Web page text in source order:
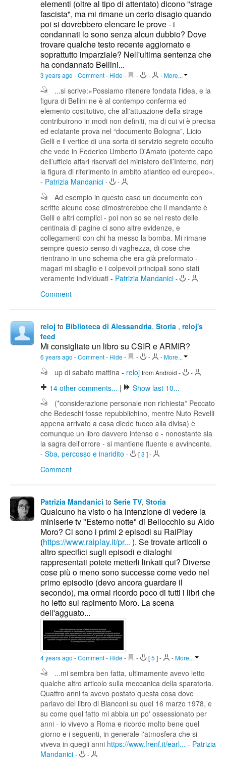
elementi (oltre al tipo di attentato) dicono "strage
fascista", ma mi rimane un certo disagio quando
poi si dovrebbero elencare le prove - i
condannati lo sono senza alcun dubbio? Dove
trovare qualche testo recente aggiornato e
soprattutto imparziale? Nell'ultima sentenza che
ha condannato Bellini...
3 years ago -Comment- Hide - - - -More...
...si scrive:«Possiamo ritenere fondata l'idea, e la
figura di Bellini ne è al contempo conferma ed
elemento costitutivo, che all'attuazione della strage
contribuirono in modi non definiti, ma di cui vi è precisa
ed eclatante prova nel “documento Bologna”, Licio
Gelli e il vertice di una sorta di servizio segreto occulto
che vede in Federico Umberto D'Amato (potente capo
dell’ufficio affari riservati del ministero dell’Interno, ndr)
la figura di riferimento in ambito atlantico ed europeo».
- Patrizia Mandanici - -
Ad esempio in questo caso un documento con
scritte alcune cose dimostrerebbe che il mandante è
Gelli e altri complici - poi non so se nel resto delle
centinaia di pagine ci sono altre evidenze, e
collegamenti con chi ha messo la bomba. Mi rimane
sempre questo senso di vaghezza, di cose che
rientrano in uno schema che era già preformato -
magari mi sbaglio e i colpevoli principali sono stati
veramente individuati - Patrizia Mandanici - -
Comment
reloj to Biblioteca di Alessandria, Storia , reloj's
feed
Mi consigliate un libro su CSIR e ARMIR?
6 years ago -Comment- Hide - - - -More...
up di sabato mattina - reloj from Android - -
14 other comments... |
Show last 10...
(*considerazione personale non richiesta* Peccato
che Bedeschi fosse repubblichino, mentre Nuto Revelli
appena arrivato a casa diede fuoco alla divisa) è
comunque un libro davvero intenso e - nonostante sia
la sagra dell'orrore - si mantiene fluente e avvincente.
- Sba, percosso e inaridito - [3 ]-
Comment
Patrizia Mandanici to Serie TV, Storia
Qualcuno ha visto o ha intenzione di vedere la
miniserie tv "Esterno notte" di Bellocchio su Aldo
Moro? Ci sono i primi 2 episodi su RaiPlay
(https://www.raiplay.it/pr... ). Se trovate articoli o
altro specifici sugli episodi e dialoghi
rappresentati potete metterli linkati qui? Diverse
cose più o meno sono successe come vedo nel
primo episodio (devo ancora guardare il
secondo), ma ormai ricordo poco di tutti i libri che
ho letto sul rapimento Moro. La scena
dell'agguato...
4 years ago -Comment- Hide - - [5 ]- -More...
...mi sembra ben fatta, ultimamente avevo letto
qualche altro articolo sulla meccanica della sparatoria.
Quattro anni fa avevo postato questa cosa dove
parlavo del libro di Bianconi su quel 16 marzo 1978, e
su come quel fatto mi abbia un po' ossessionato per
anni - io vivevo a Roma e ricordo molto bene quel
giorno e i seguenti, in generale l'atmosfera che si
viveva in quegli anni https://www.frenf.it/earl... - Patrizia
Mandanici - -